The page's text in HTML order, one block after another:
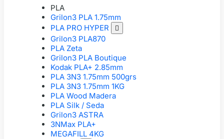
PLA
Grilon3 PLA 1.75mm
PLA PRO HYPER

Grilon3 PLA870
PLA Zeta
Grilon3 PLA Boutique
Kodak PLA+ 2.85mm
PLA 3N3 1.75mm 500grs
PLA 3N3 1.75mm 1KG
PLA Wood Madera
PLA Silk / Seda
Grilon3 ASTRA
3NMax PLA+
MEGAFILL 4KG